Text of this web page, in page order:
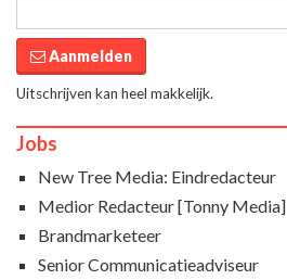
Aanmelden
Uitschrijven kan heel makkelijk.
Jobs
New Tree Media: Eindredacteur
Medior Redacteur [Tonny Media]
Brandmarketeer
Senior Communicatieadviseur